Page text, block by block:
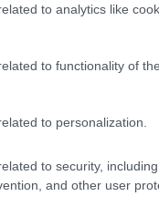
to analytics like
to functionality of
to personalization.
to security, including
and other user
τα
– Μεγάλες οι